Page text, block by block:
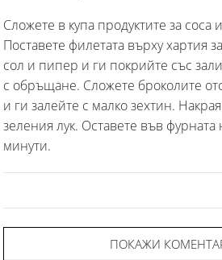
Сложете в купа продуктите за соса
Поставете филетата върху хартия
сол и пипер и ги покрийте със
с обръщане. Сложете броколите
и ги залейте с малко зехтин.
зеления лук. Оставете във фурната
минути.
ПОКАЖИ